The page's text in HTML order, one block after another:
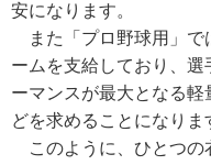
安になります。
また「プロ野球用」で
ームを支給しており、
ーマンスが最大となる
どを求めることになりま
このように、ひとつの